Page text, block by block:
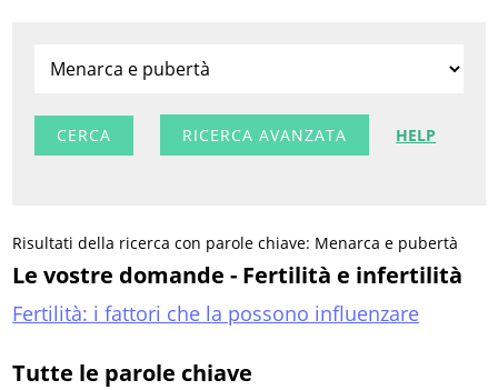
RICERCA AVANZATA HELP
Risultati della ricerca con parole chiave: Menarca e pubertà
Le vostre domande - Fertilità e infertilità
Fertilità: i fattori che la possono influenzare
Tutte le parole chiave